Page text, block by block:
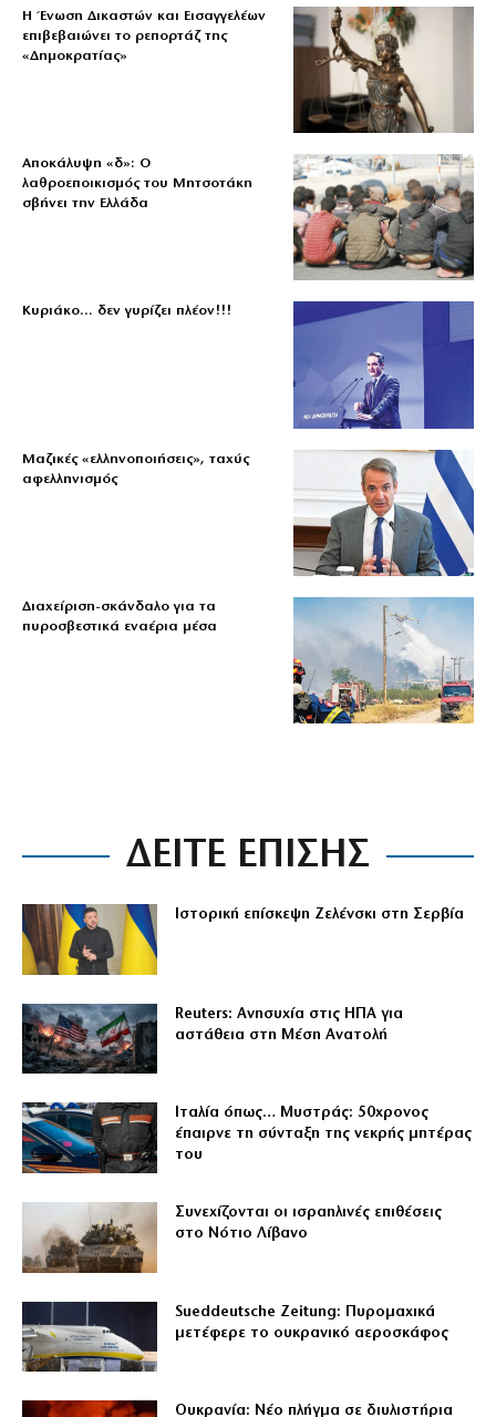
Η Ένωση Δικαστών και Εισαγγελέων
επιβεβαιώνει το ρεπορτάζ της
«Δημοκρατίας»
Αποκάλυψη «δ»: Ο
λαθροεποικισμός του Μητσοτάκη
σβήνει την Ελλάδα
Κυριάκο… δεν γυρίζει πλέον!!!
Μαζικές «ελληνοποιήσεις», ταχύς
αφελληνισμός
Διαχείριση-σκάνδαλο για τα
πυροσβεστικά εναέρια μέσα
ΔΕΙΤΕ ΕΠΙΣΗΣ
Ιστορική επίσκεψη Ζελένσκι στη Σερβία
Reuters: Ανησυχία στις ΗΠΑ για
αστάθεια στη Μέση Ανατολή
Ιταλία όπως… Μυστράς: 50χρονος
έπαιρνε τη σύνταξη της νεκρής μητέρας
του
Συνεχίζονται οι ισραηλινές επιθέσεις
στο Νότιο Λίβανο
Sueddeutsche Zeitung: Πυρομαχικά
μετέφερε το ουκρανικό αεροσκάφος
Ουκρανία: Νέο πλήγμα σε διυλιστήρια